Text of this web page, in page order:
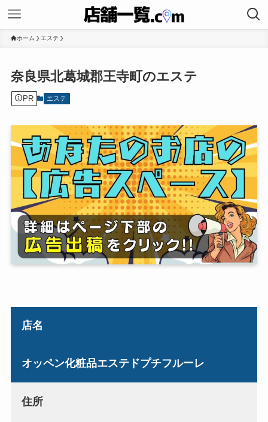
ホーム エステ
奈良県北葛城郡王寺町のエステ
PR エステ
店名
オッペン化粧品エステドプチフルーレ
住所